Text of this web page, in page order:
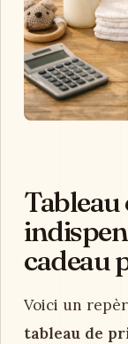
cadeau
Voici un
tableau de